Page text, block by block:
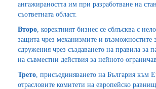
ангажираността им при разработване на
съответната област.
Второ, коректният бизнес се сблъсква с
защита чрез механизмите и възможностите
сдружения чрез създаването на правила
на съвместни действия за нейното
Трето, присъединяването на България към
отрасловите комитети на европейско